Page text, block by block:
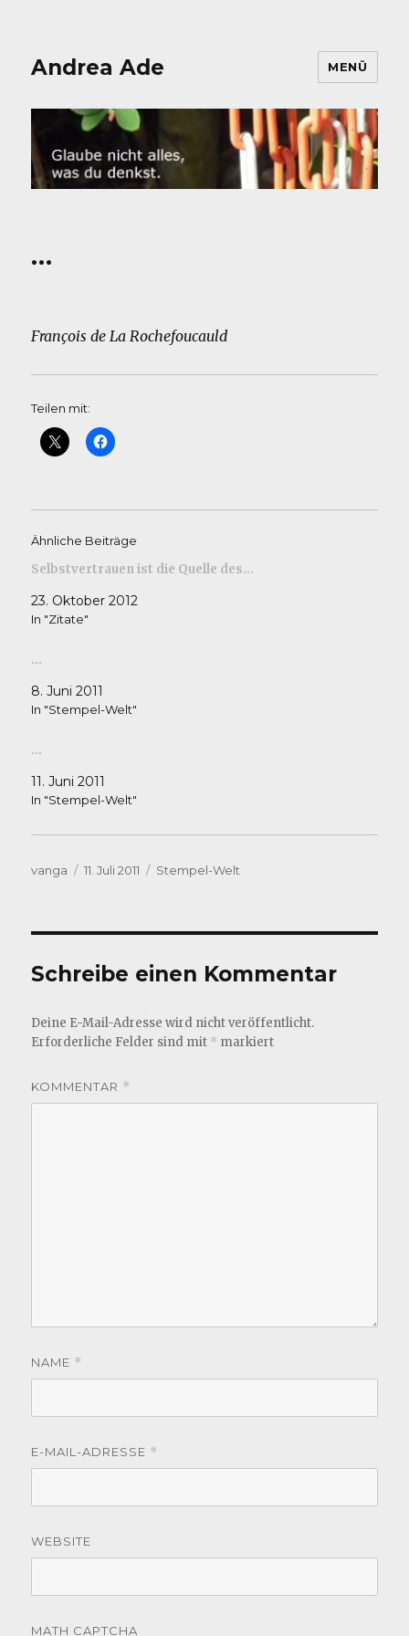
Andrea Ade MENÜ
…
François de La Rochefoucauld
Teilen mit:
Ähnliche Beiträge
Selbstvertrauen ist die Quelle des…
23. Oktober 2012
In "Zitate"
…
8. Juni 2011
In "Stempel-Welt"
…
11. Juni 2011
In "Stempel-Welt"
Autor
vanga
Veröffentlicht
11. Juli 2011 Kategorien
Stempel-Welt
Schreibe einen Kommentar
Deine E-Mail-Adresse wird nicht veröffentlicht.
Erforderliche Felder sind mit * markiert
KOMMENTAR *
NAME *
E-MAIL-ADRESSE *
WEBSITE
MATH CAPTCHA